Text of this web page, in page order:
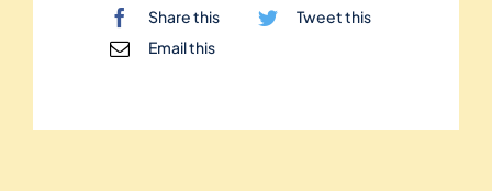
Share this
Tweet this
Email this